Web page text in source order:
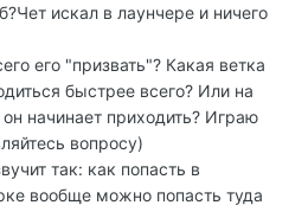
искал в лаунчере и ничего
его "призвать"? Какая ветка
быстрее всего? Или на
начинает приходить? Играю
вопросу)
так: как попасть в
вообще можно попасть туда